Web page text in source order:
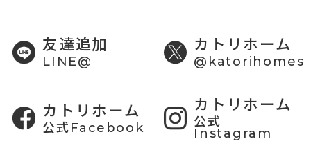
友達追加
LINE@
カトリホーム
@katorihomes
カトリホーム
公式Facebook
カトリホーム
公式
Instagram